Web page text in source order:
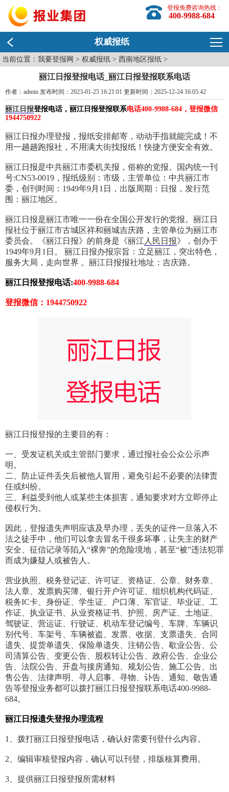
登报免费咨询热线：
400-9988-684
权威报纸
当前位置：我要登报网 >权威报纸 > 西南地区报纸 >
丽江日报登报电话_丽江日报登报联系电话
作者：admin 发布时间：2023-01-25 16:21:01 更新时间：2025-12-24 16:05:42
丽江日报登报电话，丽江日报登报联系电话400-9988-684，登报微信
1944750922
丽江日报办理登报，报纸安排邮寄，动动手指就能完成！不
用一趟趟跑报社，不用满大街找报纸！快捷方便安全有效。
丽江日报是中共丽江市委机关报，俗称的党报。国内统一刊
号:CN53-0019，报纸级别：市级，主管单位：中共丽江市
委，创刊时间：1949年9月1日，出版周期：日报，发行范
围：丽江地区。
丽江日报是丽江市唯一一份在全国公开发行的党报。丽江日
报社位于丽江市古城区祥和丽城吉庆路，主管单位为丽江市
委员会。《丽江日报》的前身是《丽江 人民日报》，创办于
1949年9月1日。 丽江日报办报宗旨：立足丽江，突出特色，
服务大局，走向世界 。丽江日报报社地址：吉庆路。
丽江日报登报电话:400-9988-684
登报微信：1944750922
丽江日报登报的主要目的有：
一、受发证机关或主管部门要求，通过报社会公众公示声
明。
二、防止证件丢失后被他人冒用，避免引起不必要的法律责
任或纠纷。
三、利益受到他人或某些主体损害，通知要求对方立即停止
侵权行为。
因此，登报遗失声明应该及早办理，丢失的证件一旦落入不
法之徒手中，他们可以拿去冒名干很多坏事，让失主的财产
安全、征信记录等陷入“裸奔”的危险境地，甚至“被”违法犯罪
而成为嫌疑人或被告人。
营业执照、税务登记证、许可证、资格证、公章、财务章、
法人章、发票购买簿、银行开户许可证、组织机构代码证、
税务IC卡、身份证、学生证、户口薄、军官证、毕业证、工
作证、执业证书、从业资格证书、护照、房产证、土地证、
驾驶证、营运证、行驶证、机动车登记编号、车牌、车辆识
别代号、车架号、车辆被盗、发票、收据、支票遗失、合同
遗失、提货单遗失、保险单遗失、注销公告、歇业公告、公
司清算公告、变更公告、股权转让公告、政府公告、企业公
告、法院公告、开盘与接房通知、规划公告、施工公告、出
售公告、法律声明、寻人启事、寻物、讣告、通知、敬告通
告等登报业务都可以拨打丽江日报登报联系电话400-9988-
684。
丽江日报遗失登报办理流程
1、拨打丽江日报登报电话，确认好需要刊登什么内容。
2、编辑审核登报内容，确认可以刊登，排版核算费用。
3、提供丽江日报登报所需材料